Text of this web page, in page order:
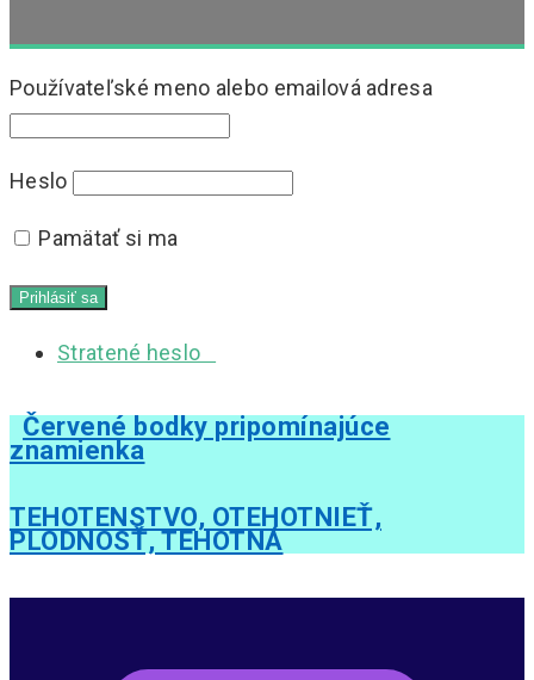
Používateľské meno alebo emailová adresa
Heslo
Pamätať si ma
Stratené heslo
Červené bodky pripomínajúce
znamienka
TEHOTENSTVO, OTEHOTNIEŤ,
PLODNOSŤ, TEHOTNÁ